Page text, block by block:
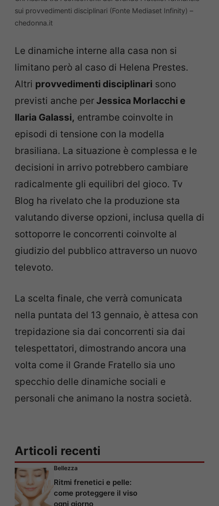
sui provvedimenti disciplinari (Fonte Mediaset Infinity) –
chedonna.it
Le dinamiche interne alla casa non si
limitano però al caso di Helena Prestes.
Altri provvedimenti disciplinari sono
previsti anche perJessica Morlacchi e
Ilaria Galassi, entrambe coinvolte in
episodi di tensione con la modella
brasiliana. La situazione è complessa e le
decisioni in arrivo potrebbero cambiare
radicalmente gli equilibri del gioco. Tv
Blog ha rivelato che la produzione sta
valutando diverse opzioni, inclusa quella di
sottoporre le concorrenti coinvolte al
giudizio del pubblico attraverso un nuovo
televoto.
La scelta finale, che verrà comunicata
nella puntata del 13 gennaio, è attesa con
trepidazione sia dai concorrenti sia dai
telespettatori, dimostrando ancora una
volta come il Grande Fratello sia uno
specchio delle dinamiche sociali e
personali che animano la nostra società.
Articoli recenti
Bellezza
Ritmi frenetici e pelle:
come proteggere il viso
ogni giorno